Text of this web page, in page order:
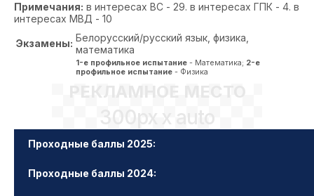
Примечания: в интересах ВС - 29. в интересах ГПК - 4. в
интересах МВД - 10
Экзамены: Белорусский/русский язык, физика,
математика
1-е профильное испытание - Математика; 2-е
профильное испытание - Физика
РЕКЛАМНОЕ МЕСТО
300px x auto
Проходные баллы 2025:
Проходные баллы 2024: